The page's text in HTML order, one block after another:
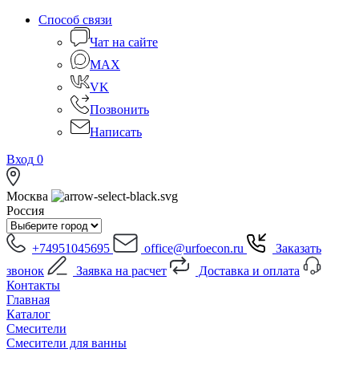
Способ связи
Чат на сайте
MAX
VK
Позвонить
Написать
Вход 0
Москва
Россия
+74951045695 office@urfoecon.ru
Заказать
звонок
Заявка на расчет
Доставка и оплата
Контакты
Главная
Каталог
Смесители
Смесители для ванны